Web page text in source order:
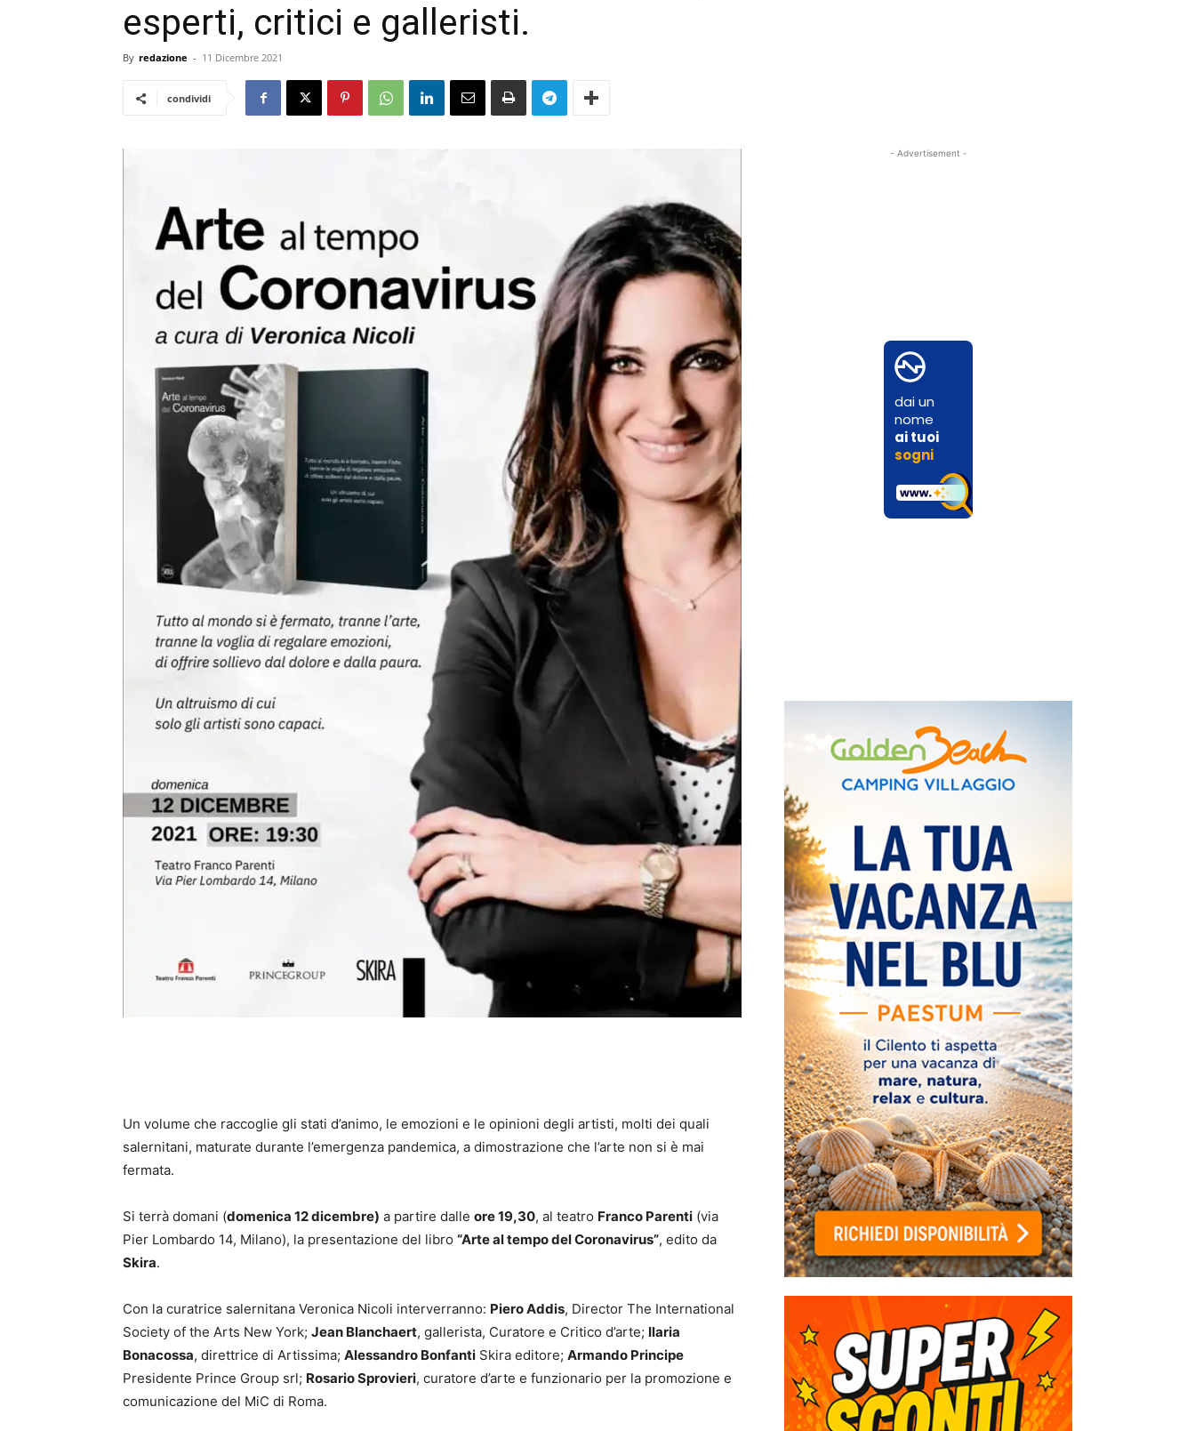
esperti, critici e galleristi.
By redazione - 11 Dicembre 2021
condividi
Un volume che raccoglie gli stati d’animo, le emozioni e le opinioni degli artisti, molti dei quali
salernitani, maturate durante l’emergenza pandemica, a dimostrazione che l’arte non si è mai
fermata.
Si terrà domani (domenica 12 dicembre) a partire dalle ore 19,30, al teatro Franco Parenti (via
Pier Lombardo 14, Milano), la presentazione del libro “Arte al tempo del Coronavirus”, edito da
Skira.
Con la curatrice salernitana Veronica Nicoli interverranno: Piero Addis, Director The International
Society of the Arts New York; Jean Blanchaert, gallerista, Curatore e Critico d’arte; Ilaria
Bonacossa, direttrice di Artissima; Alessandro Bonfanti Skira editore; Armando Principe
Presidente Prince Group srl; Rosario Sprovieri, curatore d’arte e funzionario per la promozione e
comunicazione del MiC di Roma.
- Advertisement -